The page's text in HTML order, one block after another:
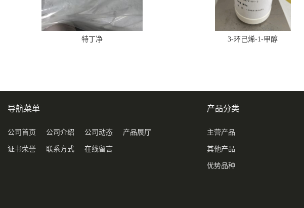
特丁净 3-环己烯-1-甲醇
导航菜单
公司首页 公司介绍 公司动态 产品展厅
证书荣誉 联系方式 在线留言
产品分类
主营产品
其他产品
优势品种